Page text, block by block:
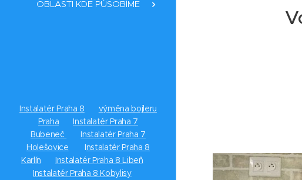
OBLASTI KDE PŮSOBÍME
Instalatér Praha 8
výměna bojleru
Praha ✅Instalatér Praha 7
Bubeneč
✅Instalatér Praha 7
Holešovice ✅ Instalatér Praha 8
Karlín
Instalatér Praha 8 Libeň
Instalatér Praha 8 Kobylisy✅